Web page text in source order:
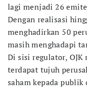
lagi menjadi 26
Dengan realisasi
menghadirkan 50
masih menghadapi
Di sisi regulator, OJK
terdapat tujuh
saham kepada